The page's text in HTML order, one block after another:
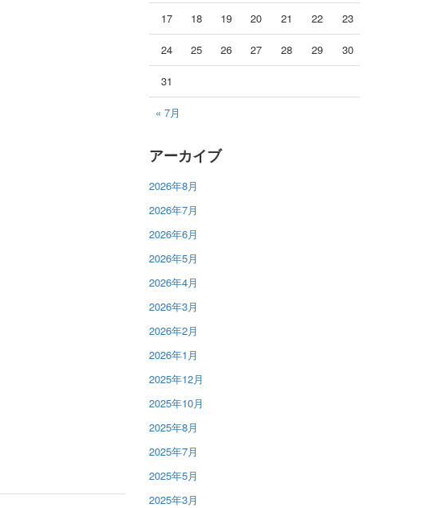
« 7月
17 18 19 20 21 22 23
24 25 26 27 28 29 30
31
アーカイブ
2026年8月
2026年7月
2026年6月
2026年5月
2026年4月
2026年3月
2026年2月
2026年1月
2025年12月
2025年10月
2025年8月
2025年7月
2025年5月
2025年3月